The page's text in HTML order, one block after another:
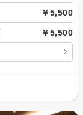
￥5,500
￥5,500